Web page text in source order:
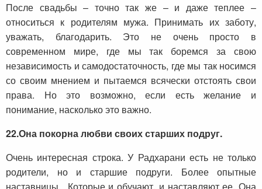
После свадьбы – точно так же – и даже теплее –
относиться к родителям мужа. Принимать их заботу,
уважать, благодарить. Это не очень просто в
современном мире, где мы так боремся за свою
независимость и самодостаточность, где мы так носимся
со своим мнением и пытаемся всячески отстоять свои
права. Но это возможно, если есть желание и
понимание, насколько это важно.
22.Она покорна любви своих старших подруг.
Очень интересная строка. У Радхарани есть не только
родители, но и старшие подруги. Более опытные